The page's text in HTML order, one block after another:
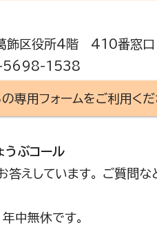
区役所4階 410番窓口
5698-1538
専用フォームをご利用くだ
ぶコール
えしています。 ご質問な
中無休です。